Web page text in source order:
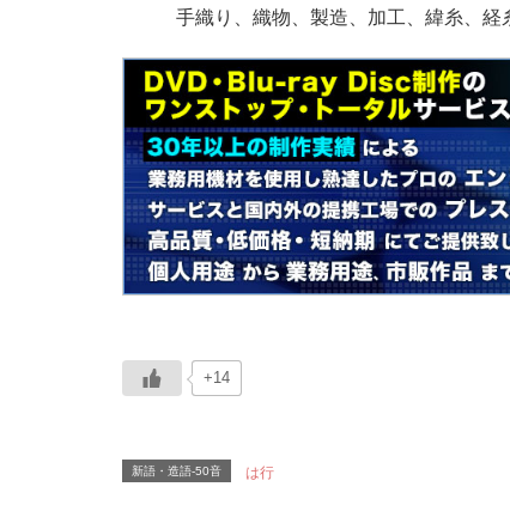
手織り、織物、製造、加工、緯糸、経
+14
新語・造語-50音 は行